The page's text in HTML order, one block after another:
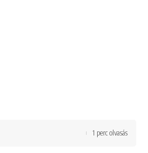
1 perc olvasás